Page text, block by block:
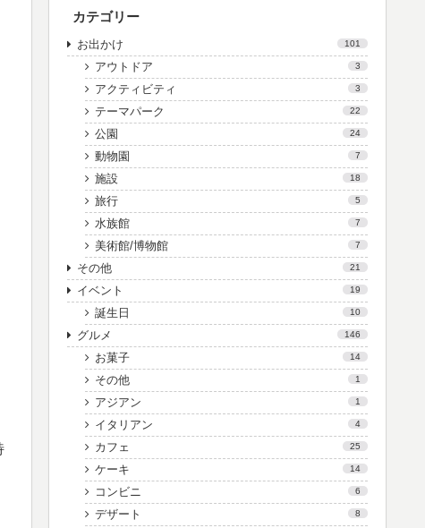
カテゴリー
お出かけ 101
アウトドア 3
アクティビティ 3
テーマパーク 22
公園 24
動物園 7
施設 18
旅行 5
水族館 7
美術館/博物館 7
その他 21
イベント 19
誕生日 10
グルメ 146
お菓子 14
その他 1
アジアン 1
イタリアン 4
カフェ 25
ケーキ 14
コンビニ 6
デザート 8